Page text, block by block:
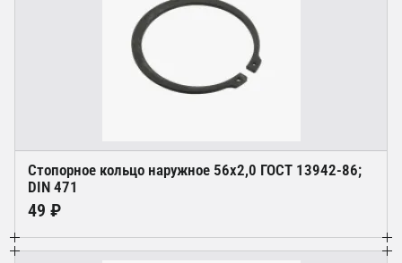
Стопорное кольцо наружное 56х2,0 ГОСТ 13942-86;
DIN 471
49 ₽